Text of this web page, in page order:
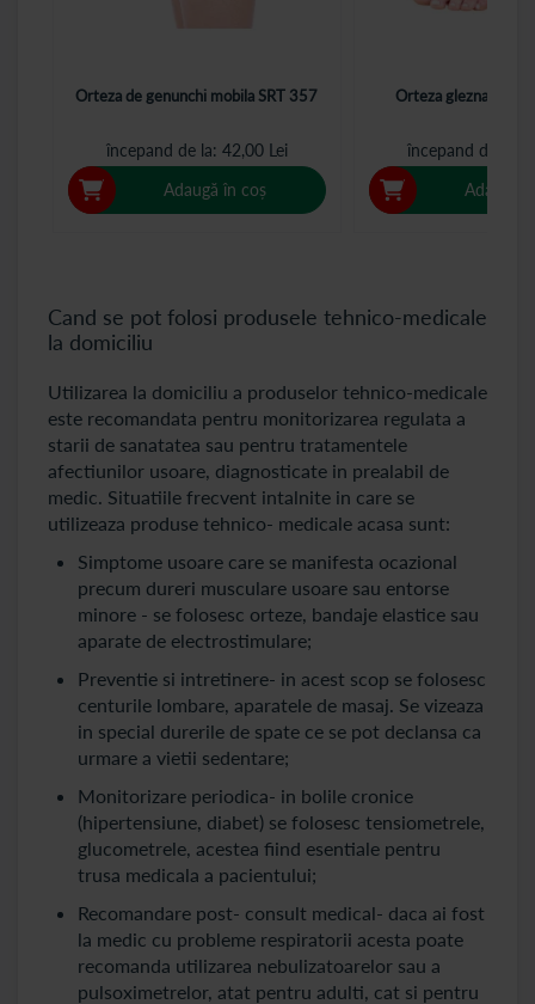
Orteza de genunchi mobila SRT 357
începand de la 42,00 Lei
Adaugă în coș
Orteza glezna
începand de la
Adaugă
Cand se pot folosi produsele tehnico-medicale
la domiciliu
Utilizarea la domiciliu a produselor tehnico-medicale
este recomandata pentru monitorizarea regulata a
starii de sanatatea sau pentru tratamentele
afectiunilor usoare, diagnosticate in prealabil de
medic. Situatiile frecvent intalnite in care se
utilizeaza produse tehnico- medicale acasa sunt:
Simptome usoare care se manifesta ocazional
precum dureri musculare usoare sau entorse
minore - se folosesc orteze, bandaje elastice sau
aparate de electrostimulare;
Preventie si intretinere- in acest scop se folosesc
centurile lombare, aparatele de masaj. Se vizeaza
in special durerile de spate ce se pot declansa ca
urmare a vietii sedentare;
Monitorizare periodica- in bolile cronice
(hipertensiune, diabet) se folosesc tensiometrele,
glucometrele, acestea fiind esentiale pentru
trusa medicala a pacientului;
Recomandare post- consult medical- daca ai fost
la medic cu probleme respiratorii acesta poate
recomanda utilizarea nebulizatoarelor sau a
pulsoximetrelor, atat pentru adulti, cat si pentru